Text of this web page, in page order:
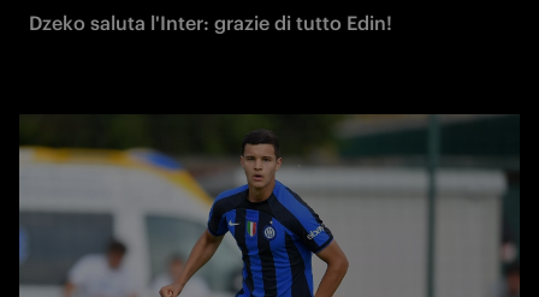
Dzeko saluta l'Inter: grazie di tutto Edin!